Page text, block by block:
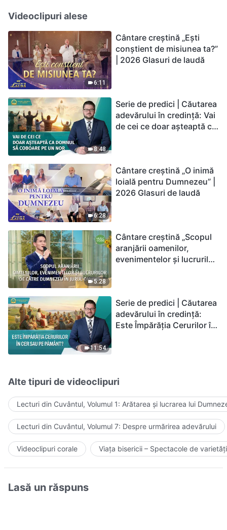
Videoclipuri alese
6:11
Cântare creștină „Ești
conștient de misiunea ta?”
| 2026 Glasuri de laudă
8:48
Serie de predici | Căutarea
adevărului în credință: Vai
de cei ce doar așteaptă ca
6:28
Cântare creștină „O inimă
loială pentru Dumnezeu” |
2026 Glasuri de laudă
5:28
Cântare creștină „Scopul
aranjării oamenilor,
evenimentelor și lucrurilor
11:54
Serie de predici | Căutarea
adevărului în credință:
Este Împărăția Cerurilor în
Alte tipuri de videoclipuri
Lecturi din Cuvântul, Volumul 1: Arătarea și lucrarea lui
Lecturi din Cuvântul, Volumul 7: Despre urmărirea adevărului
Videoclipuri corale Viața bisericii – Spectacole de varietăți
Lasă un răspuns